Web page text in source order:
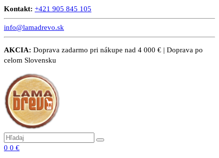
Kontakt: +421 905 845 105
info@lamadrevo.sk
AKCIA: Doprava zadarmo pri nákupe nad 4 000 € | Doprava po
celom Slovensku
0 0 €